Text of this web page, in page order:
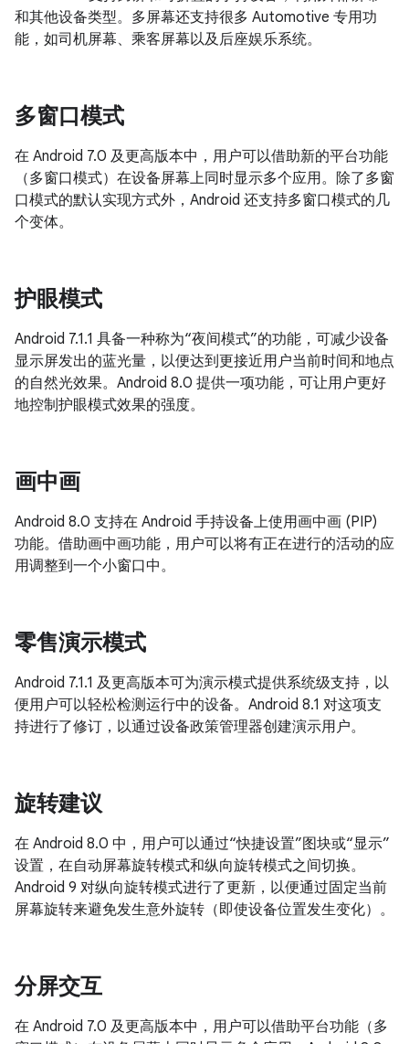
和其他设备类型。多屏幕还支持很多 Automotive 专用功
能，如司机屏幕、乘客屏幕以及后座娱乐系统。
多窗口模式
在 Android 7.0 及更高版本中，用户可以借助新的平台功能
（多窗口模式）在设备屏幕上同时显示多个应用。除了多窗
口模式的默认实现方式外，Android 还支持多窗口模式的几
个变体。
护眼模式
Android 7.1.1 具备一种称为“夜间模式”的功能，可减少设备
显示屏发出的蓝光量，以便达到更接近用户当前时间和地点
的自然光效果。Android 8.0 提供一项功能，可让用户更好
地控制护眼模式效果的强度。
画中画
Android 8.0 支持在 Android 手持设备上使用画中画 (PIP)
功能。借助画中画功能，用户可以将有正在进行的活动的应
用调整到一个小窗口中。
零售演示模式
Android 7.1.1 及更高版本可为演示模式提供系统级支持，以
便用户可以轻松检测运行中的设备。Android 8.1 对这项支
持进行了修订，以通过设备政策管理器创建演示用户。
旋转建议
在 Android 8.0 中，用户可以通过“快捷设置”图块或“显示”
设置，在自动屏幕旋转模式和纵向旋转模式之间切换。
Android 9 对纵向旋转模式进行了更新，以便通过固定当前
屏幕旋转来避免发生意外旋转（即使设备位置发生变化）。
分屏交互
在 Android 7.0 及更高版本中，用户可以借助平台功能（多